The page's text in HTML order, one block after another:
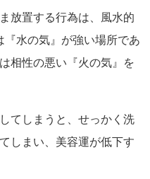
放置する行為は、風水的
水の気』が強い場所であ
相性の悪い『火の気』を
てしまうと、せっかく洗
しまい、美容運が低下す